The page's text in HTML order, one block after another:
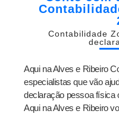
Contabilidade
Aqui na Alves e Ribeiro
especialistas que vão
declaração pessoa física
Aqui na Alves e Ribeiro